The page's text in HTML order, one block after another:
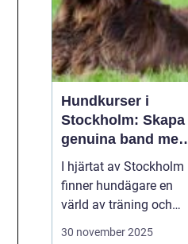
Hundkurser i
Stockholm: Skapa
genuina band med
din hund
I hjärtat av Stockholm
finner hundägare en
värld av träning och
möjligheter. Genom att
30 november 2025